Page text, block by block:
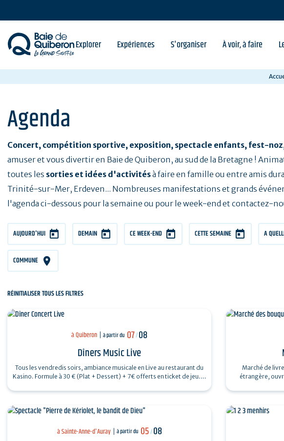
principal
Explorer Expériences S'organiser À voir, à faire
Agenda
Concert, compétition sportive, exposition, spectacle enfants, fest-
amuser et vous divertir en Baie de Quiberon, au sud de la Bretagne !
toutes les sorties et idées d'activitésà faire en famille ou entre amis
Trinité-sur-Mer, Erdeven... Nombreuses manifestations et grands
l'agenda ci-dessous pour la semaine ou pour le week-end et contactez-
AUJOURD'HUI DEMAIN CE WEEK-END CETTE SEMAINE A
COMMUNE
RÉINITIALISER TOUS LES FILTRES
à Quiberon à partir du 07/08
Dîners Music Live
Tous les vendredis soirs, ambiance musicale en Live au restaurant du
Kasino. Formule à 30 € (Plat + Dessert) + 7€ offerts en ticket de jeu.…
Marché de
étrangère,
à Sainte-Anne-d'Auray à partir du 05/ 08